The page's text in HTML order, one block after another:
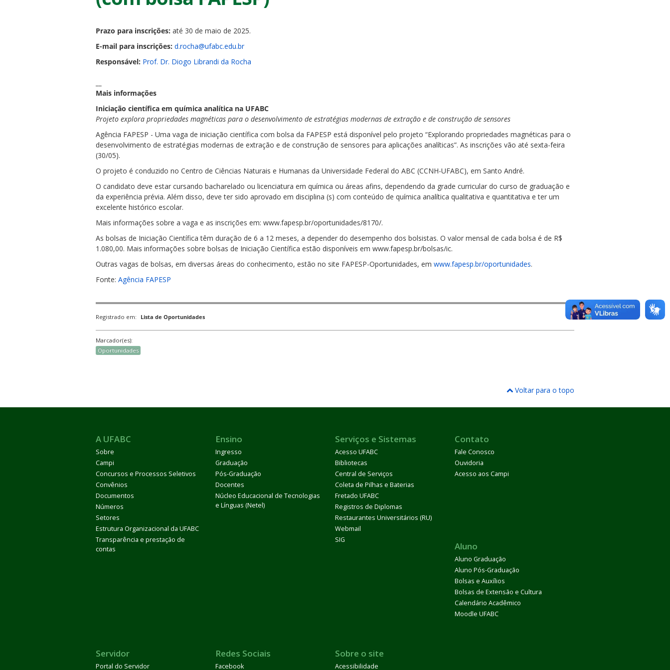
Prazo para inscrições: até 30 de maio de 2025.
E-mail para inscrições: d.rocha@ufabc.edu.br
Responsável: Prof. Dr. Diogo Librandi da Rocha
Mais informações
Iniciação científica em química analítica na UFABC
Projeto explora propriedades magnéticas para o desenvolvimento de estratégias modernas de extração e de construção de sensores
Agência FAPESP - Uma vaga de iniciação científica com bolsa da FAPESP está disponível pelo projeto “Explorando propriedades magnéticas para o
desenvolvimento de estratégias modernas de extração e de construção de sensores para aplicações analíticas”. As inscrições vão até sexta-feira
(30/05).
O projeto é conduzido no Centro de Ciências Naturais e Humanas da Universidade Federal do ABC (CCNH-UFABC), em Santo André.
O candidato deve estar cursando bacharelado ou licenciatura em química ou áreas afins, dependendo da grade curricular do curso de graduação e
da experiência prévia. Além disso, deve ter sido aprovado em disciplina (s) com conteúdo de química analítica qualitativa e quantitativa e ter um
excelente histórico escolar.
Mais informações sobre a vaga e as inscrições em: www.fapesp.br/oportunidades/8170/.
As bolsas de Iniciação Científica têm duração de 6 a 12 meses, a depender do desempenho dos bolsistas. O valor mensal de cada bolsa é de R$
1.080,00. Mais informações sobre bolsas de Iniciação Científica estão disponíveis em www.fapesp.br/bolsas/ic.
Outras vagas de bolsas, em diversas áreas do conhecimento, estão no site FAPESP-Oportunidades, em www.fapesp.br/oportunidades.
Fonte: Agência FAPESP
Registrado em: Lista de Oportunidades
Marcador(es):
Oportunidades
Voltar para o topo
A UFABC
Sobre
Campi
Concursos e Processos Seletivos
Convênios
Documentos
Números
Setores
Estrutura Organizacional da UFABC
Transparência e prestação de
contas
Ensino
Ingresso
Graduação
Pós-Graduação
Docentes
Núcleo Educacional de Tecnologias
e Línguas (Netel)
Serviços e Sistemas
Acesso UFABC
Bibliotecas
Central de Serviços
Coleta de Pilhas e Baterias
Fretado UFABC
Registros de Diplomas
Restaurantes Universitários (RU)
Webmail
SIG
Contato
Fale Conosco
Ouvidoria
Acesso aos Campi
Aluno
Aluno Graduação
Aluno Pós-Graduação
Bolsas e Auxílios
Bolsas de Extensão e Cultura
Calendário Acadêmico
Moodle UFABC
Servidor
Portal do Servidor
Redes Sociais
Facebook
Sobre o site
Acessibilidade